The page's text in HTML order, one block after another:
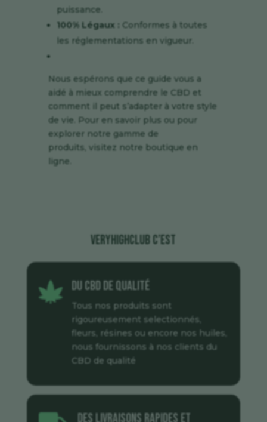
puissance.
100% Légaux : Conformes à toutes
les réglementations en vigueur.
Nous espérons que ce guide vous a
aidé à mieux comprendre le CBD et
comment il peut s’adapter à votre style
de vie. Pour en savoir plus ou pour
explorer notre gamme de
produits, visitez notre boutique en
ligne
veryhighclub c’est
 Du CBD de qualité
Tous nos produits sont
rigoureusement selectionnés,
fleurs, résines ou encore nos huiles,
nous fournissons à nos clients du
CBD de qualité
Des livraisons rapides et